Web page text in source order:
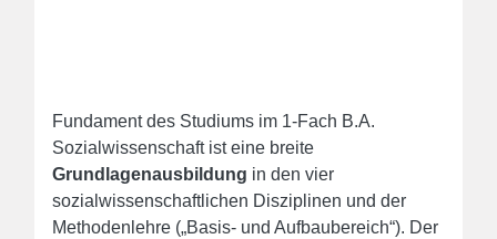
Fundament des Studiums im 1-Fach B.A.
Sozialwissenschaft ist eine breite
Grundlagenausbildung in den vier
sozialwissenschaftlichen Disziplinen und der
Methodenlehre („Basis- und Aufbaubereich“). Der